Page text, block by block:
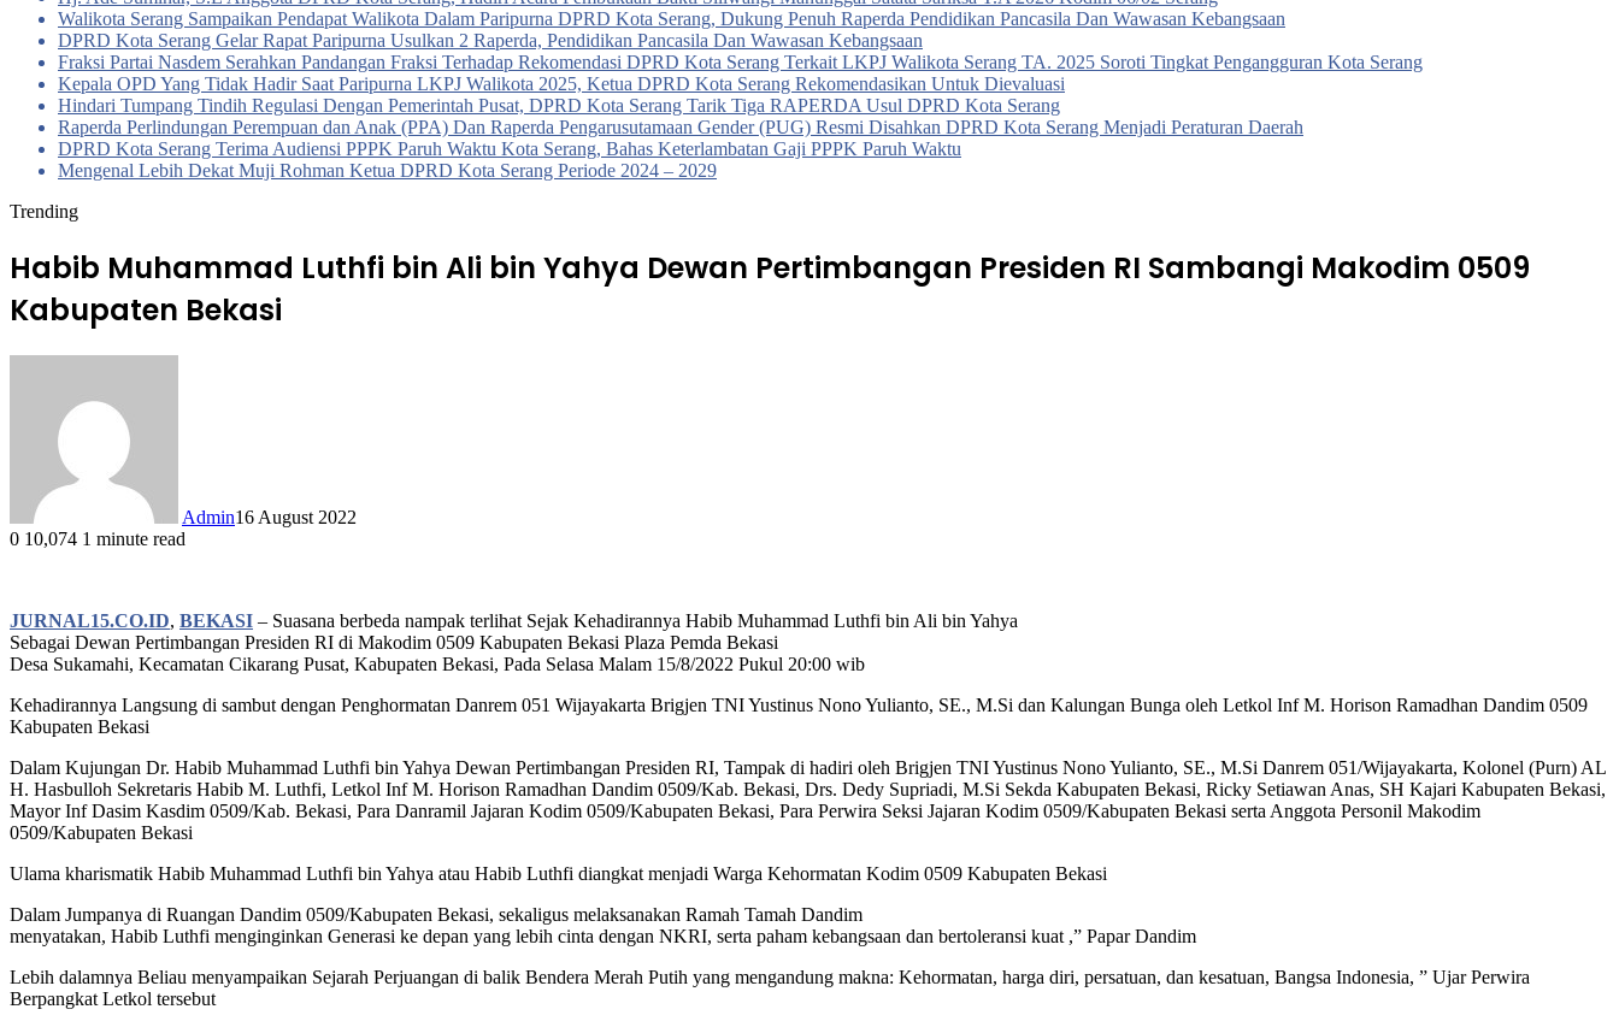
Walikota Serang Sampaikan Pendapat Walikota Dalam Paripurna DPRD Kota Serang, Dukung Penuh Raperda Pendidikan Pancasila Dan Wawasan Kebangsaan
DPRD Kota Serang Gelar Rapat Paripurna Usulkan 2 Raperda, Pendidikan Pancasila Dan Wawasan Kebangsaan
Fraksi Partai Nasdem Serahkan Pandangan Fraksi Terhadap Rekomendasi DPRD Kota Serang Terkait LKPJ Walikota Serang TA. 2025 Soroti Tingkat Pengangguran Kota Serang
Kepala OPD Yang Tidak Hadir Saat Paripurna LKPJ Walikota 2025, Ketua DPRD Kota Serang Rekomendasikan Untuk Dievaluasi
Hindari Tumpang Tindih Regulasi Dengan Pemerintah Pusat, DPRD Kota Serang Tarik Tiga RAPERDA Usul DPRD Kota Serang
Raperda Perlindungan Perempuan dan Anak (PPA) Dan Raperda Pengarusutamaan Gender (PUG) Resmi Disahkan DPRD Kota Serang Menjadi Peraturan Daerah
DPRD Kota Serang Terima Audiensi PPPK Paruh Waktu Kota Serang, Bahas Keterlambatan Gaji PPPK Paruh Waktu
Mengenal Lebih Dekat Muji Rohman Ketua DPRD Kota Serang Periode 2024 – 2029
Trending
Habib Muhammad Luthfi bin Ali bin Yahya Dewan Pertimbangan Presiden RI Sambangi Makodim 0509
Kabupaten Bekasi
Admin16 August 2022
0 10,074 1 minute read
JURNAL15.CO.ID, BEKASI – Suasana berbeda nampak terlihat Sejak Kehadirannya Habib Muhammad Luthfi bin Ali bin Yahya
Sebagai Dewan Pertimbangan Presiden RI di Makodim 0509 Kabupaten Bekasi Plaza Pemda Bekasi
Desa Sukamahi, Kecamatan Cikarang Pusat, Kabupaten Bekasi, Pada Selasa Malam 15/8/2022 Pukul 20:00 wib
Kehadirannya Langsung di sambut dengan Penghormatan Danrem 051 Wijayakarta Brigjen TNI Yustinus Nono Yulianto, SE., M.Si dan Kalungan Bunga oleh Letkol Inf M. Horison Ramadhan Dandim 0509
Kabupaten Bekasi
Dalam Kujungan Dr. Habib Muhammad Luthfi bin Yahya Dewan Pertimbangan Presiden RI, Tampak di hadiri oleh Brigjen TNI Yustinus Nono Yulianto, SE., M.Si Danrem 051/Wijayakarta, Kolonel (Purn) AL
H. Hasbulloh Sekretaris Habib M. Luthfi, Letkol Inf M. Horison Ramadhan Dandim 0509/Kab. Bekasi, Drs. Dedy Supriadi, M.Si Sekda Kabupaten Bekasi, Ricky Setiawan Anas, SH Kajari Kabupaten Bekasi,
Mayor Inf Dasim Kasdim 0509/Kab. Bekasi, Para Danramil Jajaran Kodim 0509/Kabupaten Bekasi, Para Perwira Seksi Jajaran Kodim 0509/Kabupaten Bekasi serta Anggota Personil Makodim
0509/Kabupaten Bekasi
Ulama kharismatik Habib Muhammad Luthfi bin Yahya atau Habib Luthfi diangkat menjadi Warga Kehormatan Kodim 0509 Kabupaten Bekasi
Dalam Jumpanya di Ruangan Dandim 0509/Kabupaten Bekasi, sekaligus melaksanakan Ramah Tamah Dandim
menyatakan, Habib Luthfi menginginkan Generasi ke depan yang lebih cinta dengan NKRI, serta paham kebangsaan dan bertoleransi kuat ,” Papar Dandim
Lebih dalamnya Beliau menyampaikan Sejarah Perjuangan di balik Bendera Merah Putih yang mengandung makna: Kehormatan, harga diri, persatuan, dan kesatuan, Bangsa Indonesia, ” Ujar Perwira
Berpangkat Letkol tersebut